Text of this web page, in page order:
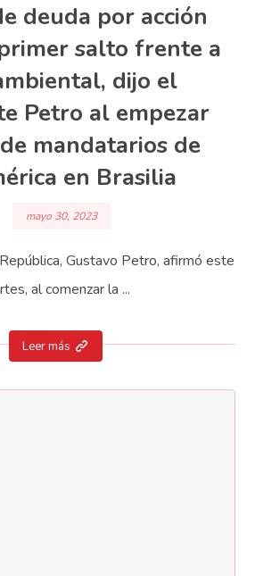
deuda por acción
salto frente a
dijo el
Petro al empezar
mandatarios de
en Brasilia
mayo 30, 2023
Gustavo Petro, afirmó este
al comenzar la ...
Leer más